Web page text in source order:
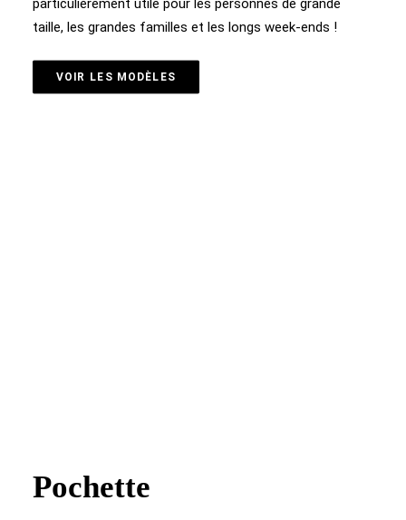
particulièrement utile pour les personnes de grande
taille, les grandes familles et les longs week-ends !
VOIR LES MODÈLES
Pochette